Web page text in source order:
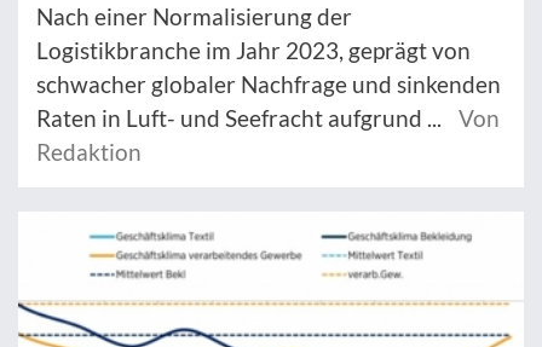
Nach einer Normalisierung der
Logistikbranche im Jahr 2023, geprägt von
schwacher globaler Nachfrage und sinkenden
Raten in Luft- und Seefracht aufgrund ...
Von
Redaktion